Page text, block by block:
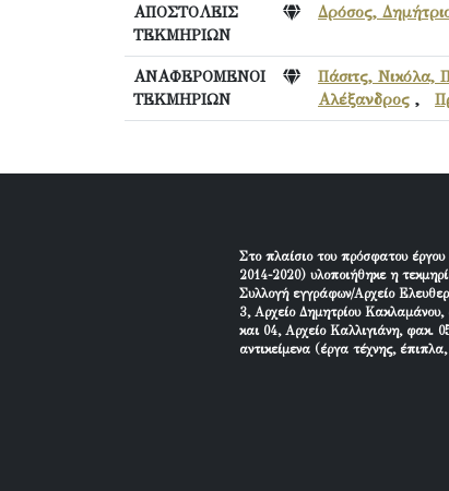
ΑΠΟΣΤΟΛΕΙΣ
ΤΕΚΜΗΡΙΩΝ
Δρόσος,
ΑΝΑΦΕΡΟΜΕΝΟΙ
ΤΕΚΜΗΡΙΩΝ
Πάσιτς, Νικόλα,
Αλέξανδρος ,
Στο πλαίσιο του πρόσφατου
2014-2020) υλοποιήθηκε η
Συλλογή εγγράφων/Αρχείο
3, Αρχείο Δημητρίου
και 04, Αρχείο Καλλιγιάνη, φακ.
αντικείμενα (έργα τέχνης,